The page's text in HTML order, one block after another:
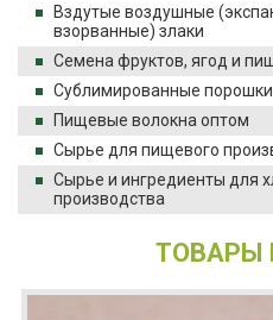
Вздутые воздушные
взорванные) злаки
Семена фруктов, ягод и
Сублимированные
Пищевые волокна оптом
Сырье для пищевого
Сырье и ингредиенты для
производства
ТОВАРЫ